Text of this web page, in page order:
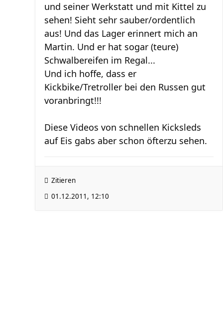
und seiner Werkstatt und mit Kittel zu
sehen! Sieht sehr sauber/ordentlich
aus! Und das Lager erinnert mich an
Martin. Und er hat sogar (teure)
Schwalbereifen im Regal...
Und ich hoffe, dass er
Kickbike/Tretroller bei den Russen gut
voranbringt!!!
Diese Videos von schnellen Kicksleds
auf Eis gabs aber schon öfterzu sehen.
Zitieren
01.12.2011, 12:10